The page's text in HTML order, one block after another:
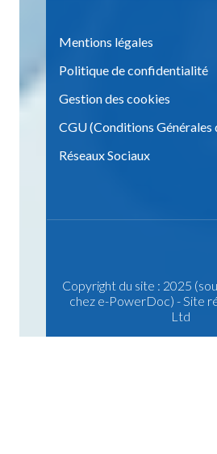
Mentions légales
Politique de confidentialité
Gestion des cookies
CGU (Conditions
Réseaux Sociaux
Copyright du site : 2025
chez e-PowerDoc) - Site
Ltd